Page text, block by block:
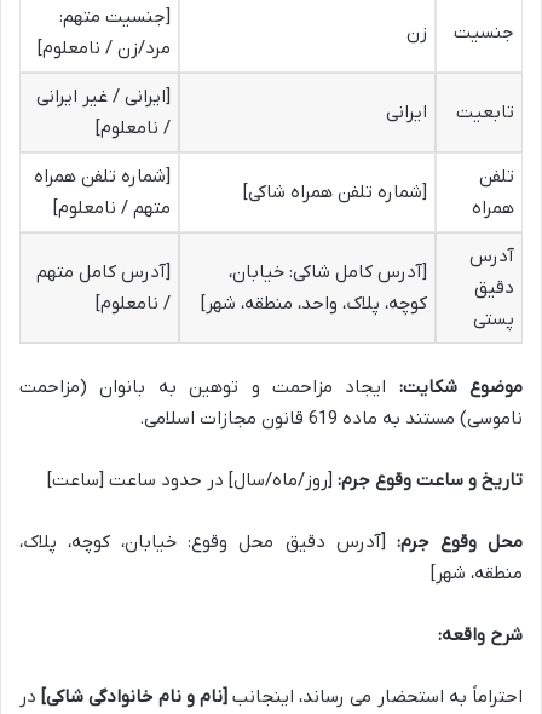
جنسیت زن
[جنسیت متهم:
مرد/زن / نامعلوم]
تابعیت ایرانی
[ایرانی / غیر ایرانی
/ نامعلوم]
تلفن
همراه
[شماره تلفن همراه شاکی]
[شماره تلفن همراه
متهم / نامعلوم]
آدرس
دقیق
پستی
[آدرس کامل شاکی: خیابان،
کوچه، پلاک، واحد، منطقه، شهر]
[آدرس کامل متهم
/ نامعلوم]
موضوع شکایت: ایجاد مزاحمت و توهین به بانوان (مزاحمت
ناموسی) مستند به ماده 619 قانون مجازات اسلامی.
تاریخ و ساعت وقوع جرم: [روز/ماه/سال] در حدود ساعت [ساعت]
محل وقوع جرم: [آدرس دقیق محل وقوع: خیابان، کوچه، پلاک،
منطقه، شهر]
شرح واقعه:
احتراماً به استحضار می رساند، اینجانب [نام و نام خانوادگی شاکی] در